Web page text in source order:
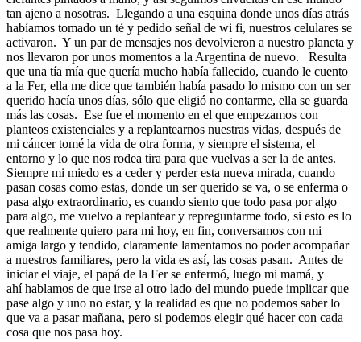
tan ajeno a nosotras. Llegando a una esquina donde unos días atrás
habíamos tomado un té y pedido señal de wi fi, nuestros celulares se
activaron. Y un par de mensajes nos devolvieron a nuestro planeta y
nos llevaron por unos momentos a la Argentina de nuevo. Resulta
que una tía mía que quería mucho había fallecido, cuando le cuento
a la Fer, ella me dice que también había pasado lo mismo con un ser
querido hacía unos días, sólo que eligió no contarme, ella se guarda
más las cosas. Ese fue el momento en el que empezamos con
planteos existenciales y a replantearnos nuestras vidas, después de
mi cáncer tomé la vida de otra forma, y siempre el sistema, el
entorno y lo que nos rodea tira para que vuelvas a ser la de antes.
Siempre mi miedo es a ceder y perder esta nueva mirada, cuando
pasan cosas como estas, donde un ser querido se va, o se enferma o
pasa algo extraordinario, es cuando siento que todo pasa por algo
para algo, me vuelvo a replantear y repreguntarme todo, si esto es lo
que realmente quiero para mi hoy, en fin, conversamos con mi
amiga largo y tendido, claramente lamentamos no poder acompañar
a nuestros familiares, pero la vida es así, las cosas pasan. Antes de
iniciar el viaje, el papá de la Fer se enfermó, luego mi mamá, y
ahí hablamos de que irse al otro lado del mundo puede implicar que
pase algo y uno no estar, y la realidad es que no podemos saber lo
que va a pasar mañana, pero si podemos elegir qué hacer con cada
cosa que nos pasa hoy.